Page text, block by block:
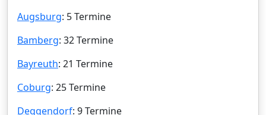
Augsburg: 5 Termine
Bamberg: 32 Termine
Bayreuth: 21 Termine
Coburg: 25 Termine
Deggendorf: 9 Termine